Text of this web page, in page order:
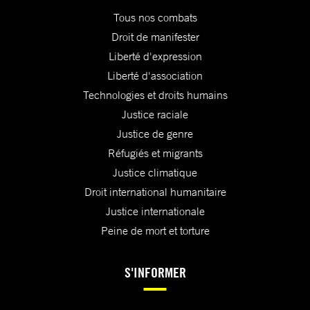
Tous nos combats
Droit de manifester
Liberté d'expression
Liberté d'association
Technologies et droits humains
Justice raciale
Justice de genre
Réfugiés et migrants
Justice climatique
Droit international humanitaire
Justice internationale
Peine de mort et torture
S'INFORMER